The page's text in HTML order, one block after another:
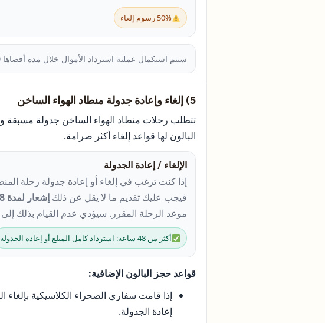
50% رسوم إلغاء
سيتم استكمال عملية استرداد الأموال خلال مدة أقصاها
5) إلغاء وإعادة جدولة منطاد الهواء الساخن
تتطلب رحلات منطاد الهواء الساخن جدولة
البالون لها قواعد إلغاء أكثر صرامة.
الإلغاء / إعادة الجدولة
إذا كنت ترغب في إلغاء أو إعادة جدولة رحلة
فيجب عليك تقديم ما لا يقل عن ذلك إشعار لمدة 48 ساعة
موعد الرحلة المقرر. سيؤدي عدم القيام بذلك
أكثر من 48 ساعة: استرداد كامل المبلغ أو إعادة الجدولة
قواعد حجز البالون الإضافية:
إذا قامت سفاري الصحراء الكلاسيكية بإلغاء
إعادة الجدولة.